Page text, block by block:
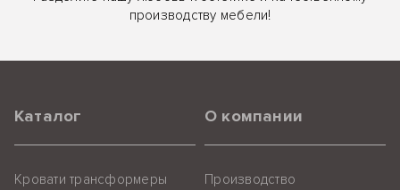
производству мебели!
Каталог
Кровати трансформеры
О компании
Производство